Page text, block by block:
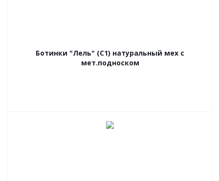
Ботинки "Лель" (С1) натуральный мех с
мет.подноском